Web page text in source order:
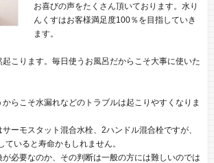
お喜びの声をたくさん頂いております。水り
んくすはお客様満足度100％を目指していき
ます。
こります。毎日使うお風呂だからこそ大事に使いた
らこそ水漏れなどのトラブルは起こりやすくなりま
ーモスタット混合水栓、2ハンドル混合栓ですが、
ていると寿命かもしれません。
必要なのか、その判断は一般の方には難しいのでは